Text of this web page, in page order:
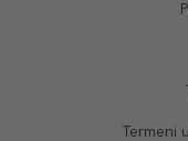
Termeni